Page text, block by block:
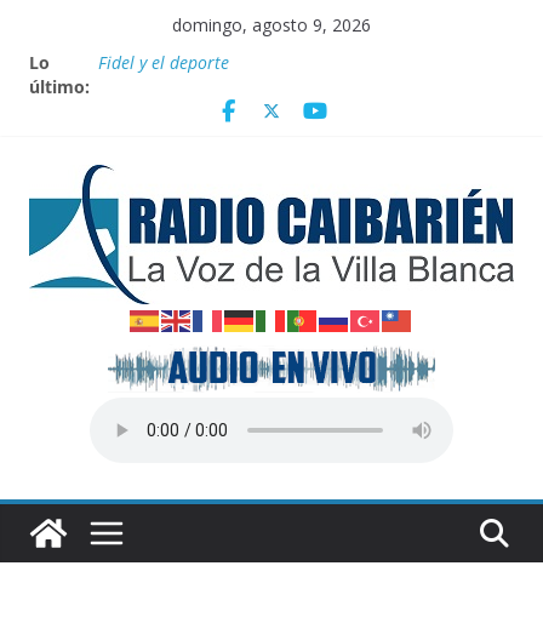
contenido
domingo, agosto 9, 2026
Lo
último:
Fidel y el deporte
Vanguardia por 3 años consecutivos
renovables en Cuba
Nota oficial del Gobierno Provincial de Villa Clara